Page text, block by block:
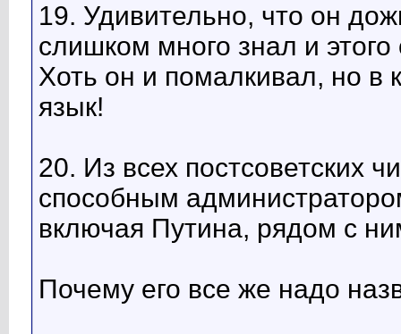
19. Удивительно, что он
слишком много знал и этого
Хоть он и помалкивал, но в
язык!
20. Из всех постсоветских
способным
включая Путина, рядом с
Почему его все же надо